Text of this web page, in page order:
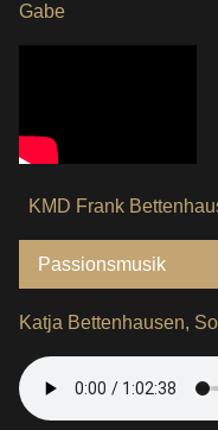
Gabe
KMD Frank
Katja Bettenhausen,